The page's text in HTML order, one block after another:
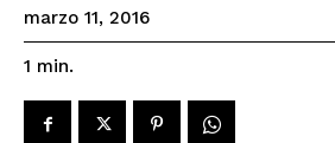
marzo 11, 2016
1 min.